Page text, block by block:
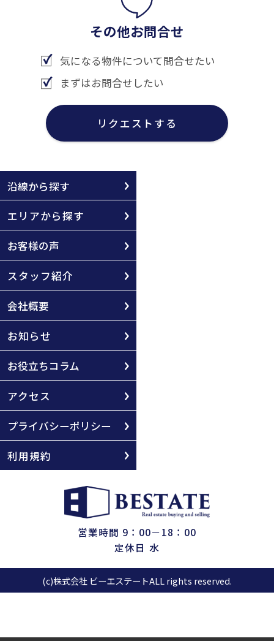
その他お問合せ
気になる物件について問合せたい
まずはお問合せしたい
リクエストする
沿線から探す
エリアから探す
お客様の声
スタッフ紹介
会社概要
お知らせ
お役立ちコラム
アクセス
プライバシーポリシー
利用規約
営業時間 9：00－18：00
定休日 水
(c)株式会社 ビーエステートALL rights reserved.